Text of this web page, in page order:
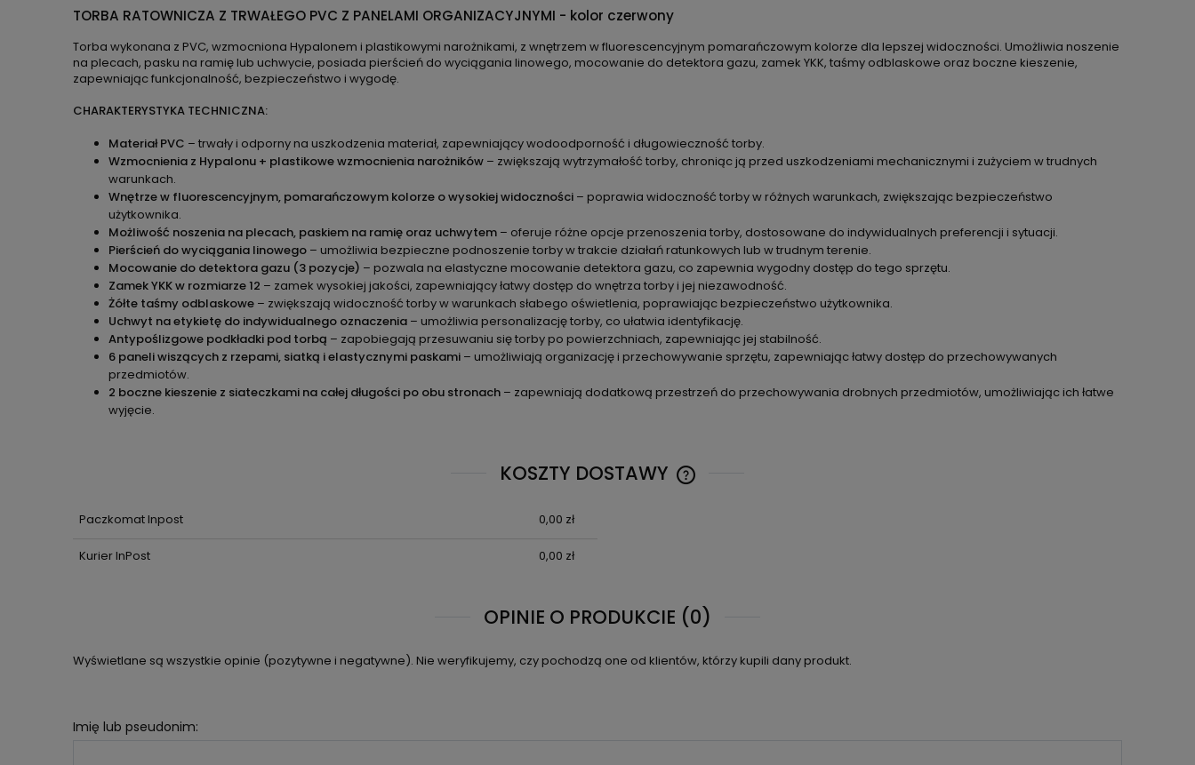
TORBA RATOWNICZA Z TRWAŁEGO PVC Z PANELAMI ORGANIZACYJNYMI - kolor czerwony
Torba wykonana z PVC, wzmocniona Hypalonem i plastikowymi narożnikami, z wnętrzem w fluorescencyjnym pomarańczowym kolorze dla lepszej widoczności. Umożliwia noszenie
na plecach, pasku na ramię lub uchwycie, posiada pierścień do wyciągania linowego, mocowanie do detektora gazu, zamek YKK, taśmy odblaskowe oraz boczne kieszenie,
zapewniając funkcjonalność, bezpieczeństwo i wygodę.
CHARAKTERYSTYKA TECHNICZNA:
Materiał PVC – trwały i odporny na uszkodzenia materiał, zapewniający wodoodporność i długowieczność torby.
Wzmocnienia z Hypalonu + plastikowe wzmocnienia narożników – zwiększają wytrzymałość torby, chroniąc ją przed uszkodzeniami mechanicznymi i zużyciem w trudnych
warunkach.
Wnętrze w fluorescencyjnym, pomarańczowym kolorze o wysokiej widoczności – poprawia widoczność torby w różnych warunkach, zwiększając bezpieczeństwo
użytkownika.
Możliwość noszenia na plecach, paskiem na ramię oraz uchwytem – oferuje różne opcje przenoszenia torby, dostosowane do indywidualnych preferencji i sytuacji.
Pierścień do wyciągania linowego – umożliwia bezpieczne podnoszenie torby w trakcie działań ratunkowych lub w trudnym terenie.
Mocowanie do detektora gazu (3 pozycje) – pozwala na elastyczne mocowanie detektora gazu, co zapewnia wygodny dostęp do tego sprzętu.
Zamek YKK w rozmiarze 12 – zamek wysokiej jakości, zapewniający łatwy dostęp do wnętrza torby i jej niezawodność.
Żółte taśmy odblaskowe – zwiększają widoczność torby w warunkach słabego oświetlenia, poprawiając bezpieczeństwo użytkownika.
Uchwyt na etykietę do indywidualnego oznaczenia – umożliwia personalizację torby, co ułatwia identyfikację.
Antypoślizgowe podkładki pod torbą – zapobiegają przesuwaniu się torby po powierzchniach, zapewniając jej stabilność.
6 paneli wiszących z rzepami, siatką i elastycznymi paskami – umożliwiają organizację i przechowywanie sprzętu, zapewniając łatwy dostęp do przechowywanych
przedmiotów.
2 boczne kieszenie z siateczkami na całej długości po obu stronach – zapewniają dodatkową przestrzeń do przechowywania drobnych przedmiotów, umożliwiając ich łatwe
wyjęcie.
KOSZTY DOSTAWY
Paczkomat Inpost 0,00 zł
Kurier InPost 0,00 zł
OPINIE O PRODUKCIE (0)
Wyświetlane są wszystkie opinie (pozytywne i negatywne). Nie weryfikujemy, czy pochodzą one od klientów, którzy kupili dany produkt.
Imię lub pseudonim: